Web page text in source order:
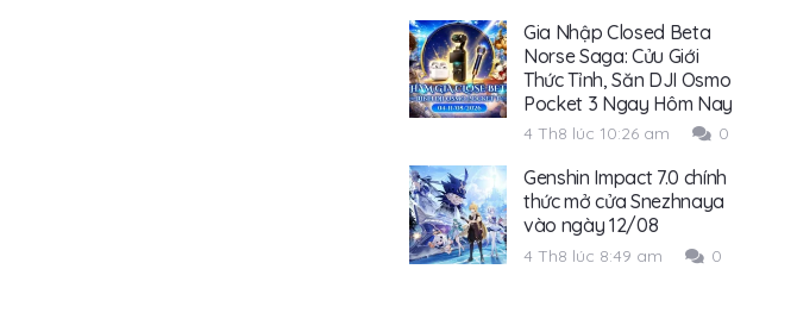
Gia Nhập Closed Beta
Norse Saga: Cửu Giới
Thức Tỉnh, Săn DJI Osmo
Pocket 3 Ngay Hôm Nay
4 Th8 lúc 10:26 am 0
Genshin Impact 7.0 chính
thức mở cửa Snezhnaya
vào ngày 12/08
4 Th8 lúc 8:49 am 0